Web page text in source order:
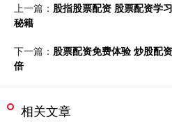
上一篇： 股指股票配资 股票配资学
秘籍
下一篇： 股票配资免费体验 炒股配
倍
相关文章